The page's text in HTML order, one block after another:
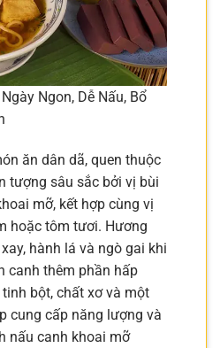
Ngon, Dễ Nấu, Bổ
ăn dân dã, quen thuộc
tượng sâu sắc bởi vị bùi
mỡ, kết hợp cùng vị
hoặc tôm tươi. Hương
hành lá và ngò gai khi
canh thêm phần hấp
bột, chất xơ và một
cung cấp năng lượng và
nấu canh khoai mỡ